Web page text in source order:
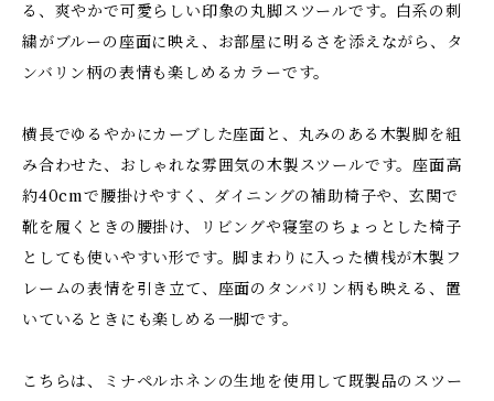
る、爽やかで可愛らしい印象の丸脚スツールです。白系の刺
繍がブルーの座面に映え、お部屋に明るさを添えながら、タ
ンバリン柄の表情も楽しめるカラーです。
横長でゆるやかにカーブした座面と、丸みのある木製脚を組
み合わせた、おしゃれな雰囲気の木製スツールです。座面高
約40cmで腰掛けやすく、ダイニングの補助椅子や、玄関で
靴を履くときの腰掛け、リビングや寝室のちょっとした椅子
としても使いやすい形です。脚まわりに入った横桟が木製フ
レームの表情を引き立て、座面のタンバリン柄も映える、置
いているときにも楽しめる一脚です。
こちらは、ミナペルホネンの生地を使用して既製品のスツー